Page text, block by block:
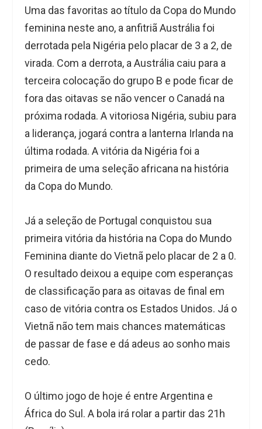
Uma das favoritas ao título da Copa do Mundo
feminina neste ano, a anfitriã Austrália foi
derrotada pela Nigéria pelo placar de 3 a 2, de
virada. Com a derrota, a Austrália caiu para a
terceira colocação do grupo B e pode ficar de
fora das oitavas se não vencer o Canadá na
próxima rodada. A vitoriosa Nigéria, subiu para
a liderança, jogará contra a lanterna Irlanda na
última rodada. A vitória da Nigéria foi a
primeira de uma seleção africana na história
da Copa do Mundo.
Já a seleção de Portugal conquistou sua
primeira vitória da história na Copa do Mundo
Feminina diante do Vietnã pelo placar de 2 a 0.
O resultado deixou a equipe com esperanças
de classificação para as oitavas de final em
caso de vitória contra os Estados Unidos. Já o
Vietnã não tem mais chances matemáticas
de passar de fase e dá adeus ao sonho mais
cedo.
O último jogo de hoje é entre Argentina e
África do Sul. A bola irá rolar a partir das 21h